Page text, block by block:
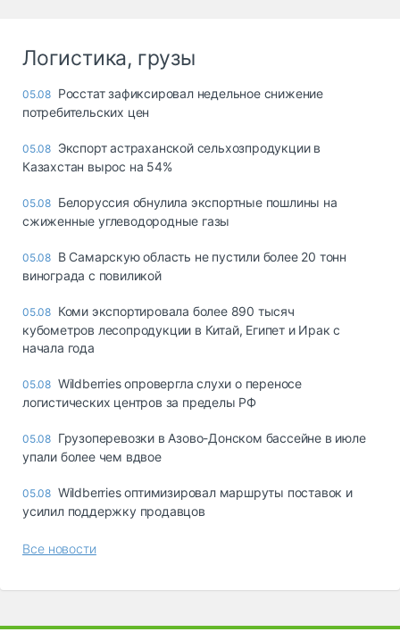
Логистика, грузы
05.08 Росстат зафиксировал недельное снижение
потребительских цен
05.08 Экспорт астраханской сельхозпродукции в
Казахстан вырос на 54%
05.08 Белоруссия обнулила экспортные пошлины на
сжиженные углеводородные газы
05.08 В Самарскую область не пустили более 20 тонн
винограда с повиликой
05.08 Коми экспортировала более 890 тысяч
кубометров лесопродукции в Китай, Египет и Ирак с
начала года
05.08 Wildberries опровергла слухи о переносе
логистических центров за пределы РФ
05.08 Грузоперевозки в Азово-Донском бассейне в июле
упали более чем вдвое
05.08 Wildberries оптимизировал маршруты поставок и
усилил поддержку продавцов
Все новости